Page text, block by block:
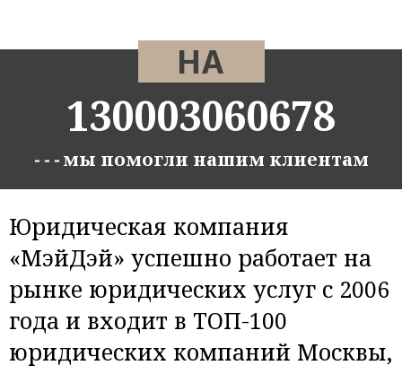
НА
130003060678
- - -мы помогли нашим клиентам
Юридическая компания
«МэйДэй» успешно работает на
рынке юридических услуг с 2006
года и входит в ТОП-100
юридических компаний Москвы,